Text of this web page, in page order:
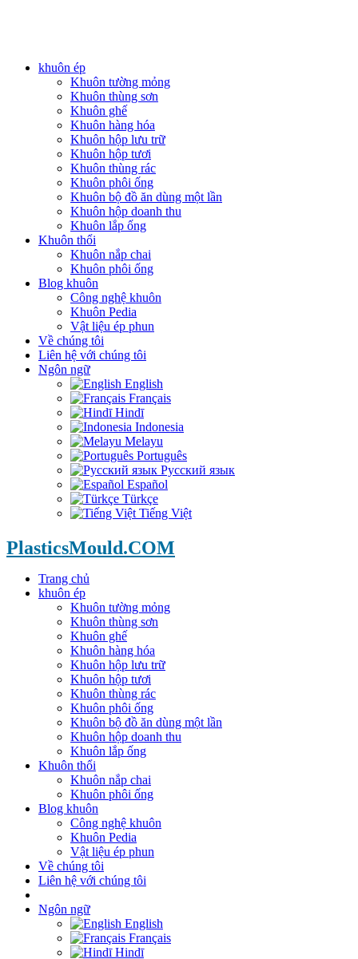
khuôn ép
Khuôn tường mỏng
Khuôn thùng sơn
Khuôn ghế
Khuôn hàng hóa
Khuôn hộp lưu trữ
Khuôn hộp tươi
Khuôn thùng rác
Khuôn phôi ống
Khuôn bộ đồ ăn dùng một lần
Khuôn hộp doanh thu
Khuôn lắp ống
Khuôn thổi
Khuôn nắp chai
Khuôn phôi ống
Blog khuôn
Công nghệ khuôn
Khuôn Pedia
Vật liệu ép phun
Về chúng tôi
Liên hệ với chúng tôi
Ngôn ngữ
English
Français
Hindī
Indonesia
Melayu
Português
Русский язык
Español
Türkçe
Tiếng Việt
PlasticsMould.COM
Trang chủ
khuôn ép
Khuôn tường mỏng
Khuôn thùng sơn
Khuôn ghế
Khuôn hàng hóa
Khuôn hộp lưu trữ
Khuôn hộp tươi
Khuôn thùng rác
Khuôn phôi ống
Khuôn bộ đồ ăn dùng một lần
Khuôn hộp doanh thu
Khuôn lắp ống
Khuôn thổi
Khuôn nắp chai
Khuôn phôi ống
Blog khuôn
Công nghệ khuôn
Khuôn Pedia
Vật liệu ép phun
Về chúng tôi
Liên hệ với chúng tôi
Ngôn ngữ
English
Français
Hindī